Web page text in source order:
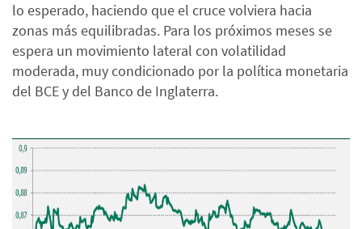
lo esperado, haciendo que el cruce volviera hacia
zonas más equilibradas. Para los próximos meses se
espera un movimiento lateral con volatilidad
moderada, muy condicionado por la política monetaria
del BCE y del Banco de Inglaterra.